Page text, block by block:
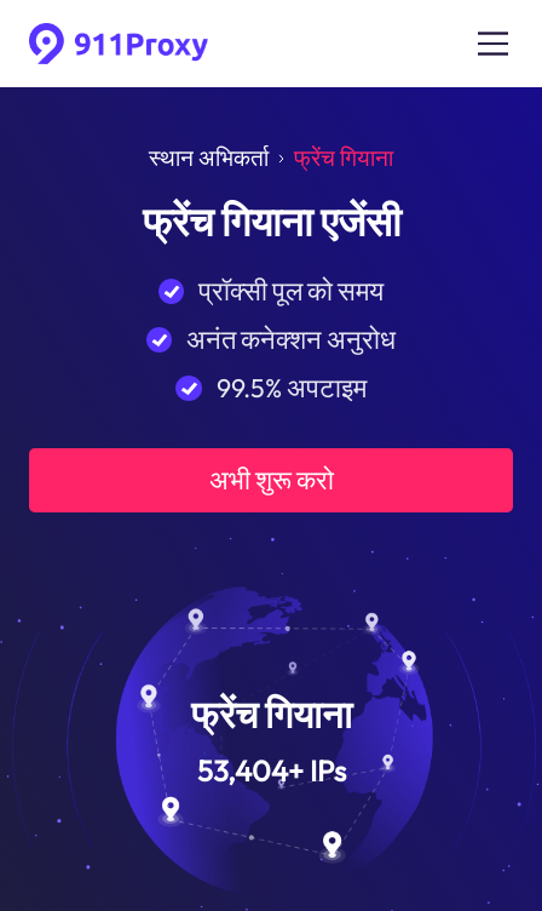
स्थान अभिकर्ता फ्रेंच गियाना
फ्रेंच गियाना एजेंसी
प्रॉक्सी पूल को समय
अनंत कनेक्शन अनुरोध
99.5% अपटाइम
अभी शुरू करो
फ्रेंच गियाना
53,404+IPs